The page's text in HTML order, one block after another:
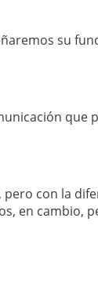
su
con la
en cambio,